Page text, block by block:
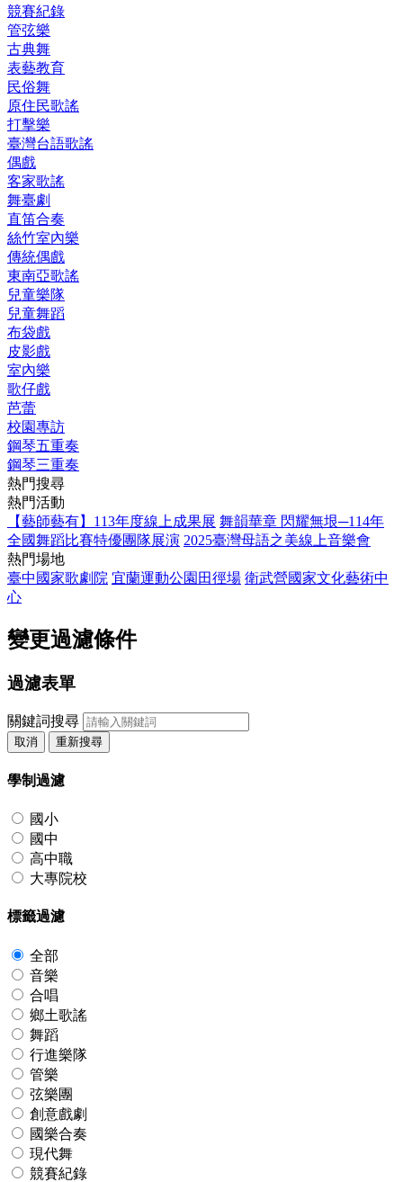
競賽紀錄
管弦樂
古典舞
表藝教育
民俗舞
原住民歌謠
打擊樂
臺灣台語歌謠
偶戲
客家歌謠
舞臺劇
直笛合奏
絲竹室內樂
傳統偶戲
東南亞歌謠
兒童樂隊
兒童舞蹈
布袋戲
皮影戲
室內樂
歌仔戲
芭蕾
校園專訪
鋼琴五重奏
鋼琴三重奏
熱門搜尋
熱門活動
【藝師藝有】113年度線上成果展 舞韻華章 閃耀無垠─114年
全國舞蹈比賽特優團隊展演 2025臺灣母語之美線上音樂會
熱門場地
臺中國家歌劇院 宜蘭運動公園田徑場 衛武營國家文化藝術中
心
變更過濾條件
過濾表單
關鍵詞搜尋
取消 重新搜尋
學制過濾
國小
國中
高中職
大專院校
標籤過濾
全部
音樂
合唱
鄉土歌謠
舞蹈
行進樂隊
管樂
弦樂團
創意戲劇
國樂合奏
現代舞
競賽紀錄